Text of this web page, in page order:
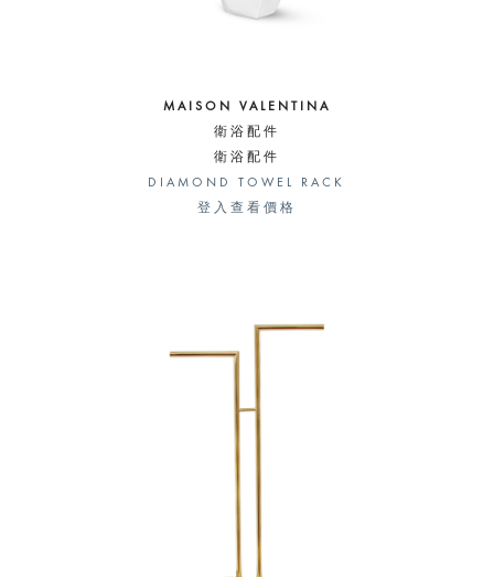
MAISON VALENTINA
衛浴配件
衛浴配件
DIAMOND TOWEL RACK
登入查看價格